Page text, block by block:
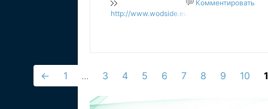
http://www.wodside.eu
Комментировать
← 1 ... 3 4 5 6 7 8 9 10